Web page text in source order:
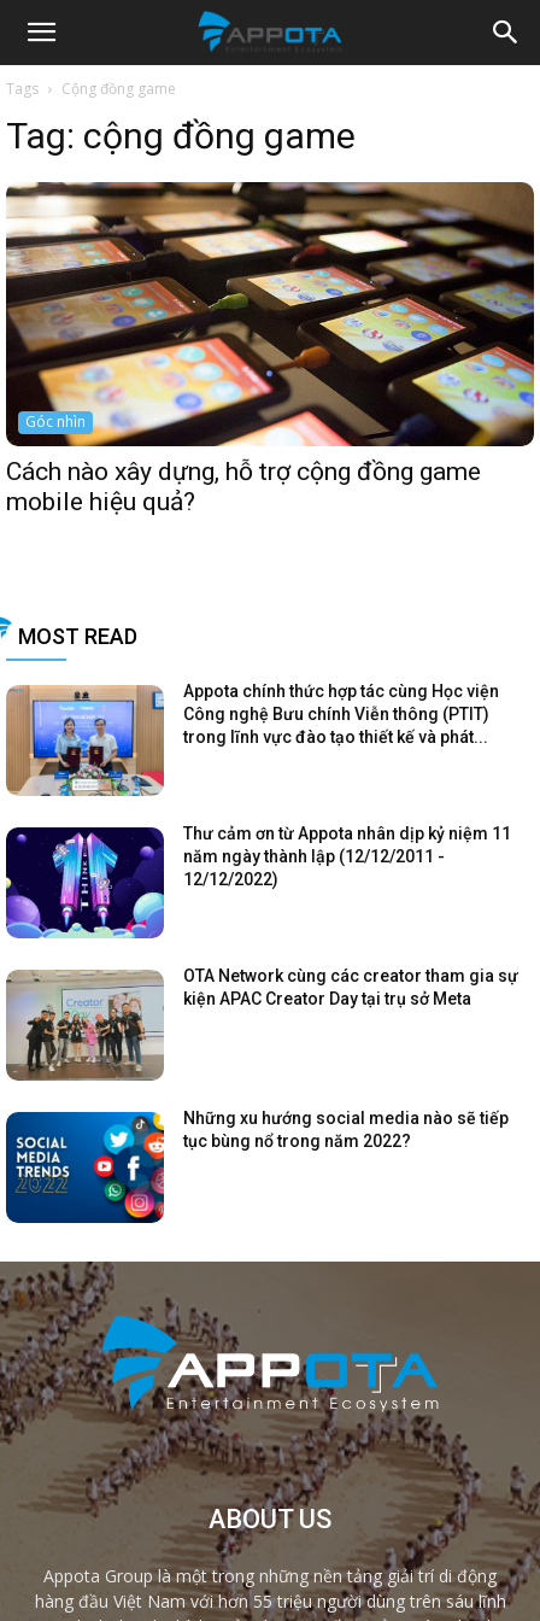
Appota
News
Tags Cộng đồng game
Tag: cộng đồng game
Góc nhìn
Cách nào xây dựng, hỗ trợ cộng đồng game
mobile hiệu quả?
MOST READ
Appota chính thức hợp tác cùng Học viện
Công nghệ Bưu chính Viễn thông (PTIT)
trong lĩnh vực đào tạo thiết kế và phát...
Thư cảm ơn từ Appota nhân dịp kỷ niệm 11
năm ngày thành lập (12/12/2011 -
12/12/2022)
OTA Network cùng các creator tham gia sự
kiện APAC Creator Day tại trụ sở Meta
Những xu hướng social media nào sẽ tiếp
tục bùng nổ trong năm 2022?
ABOUT US
Appota Group là một trong những nền tảng giải trí di động
hàng đầu Việt Nam với hơn 55 triệu người dùng trên sáu lĩnh